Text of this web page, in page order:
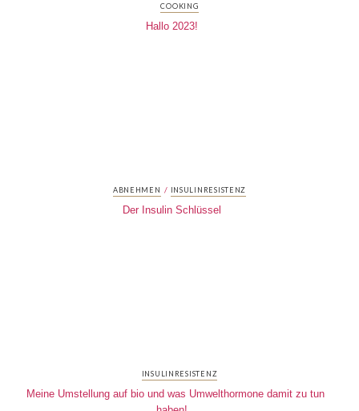
COOKING
Hallo 2023!
ABNEHMEN / INSULINRESISTENZ
Der Insulin Schlüssel
INSULINRESISTENZ
Meine Umstellung auf bio und was Umwelthormone damit zu tun